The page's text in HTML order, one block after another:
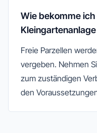
Wie bekomme
Freie Parzellen
vergeben. Nehmen
zum zuständigen
den